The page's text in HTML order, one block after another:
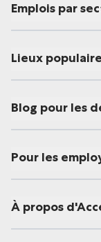
Emplois par
Lieux
Blog pour les
Pour les
À propos